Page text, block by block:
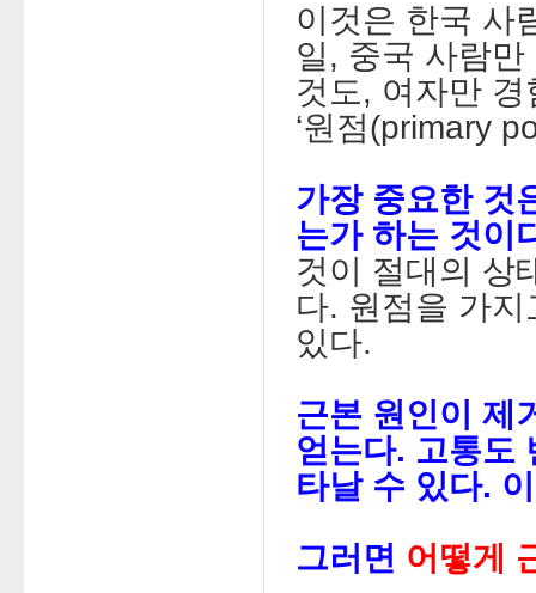
이것은 한국 사
일, 중국 사람
것도, 여자만
‘원점(primary
가장 중요한 것
는가 하는 것이
것이 절대의 상
다. 원점을 가
있다.
근본 원인이 제
얻는다. 고통도
타날 수 있다.
그러면 어떻게